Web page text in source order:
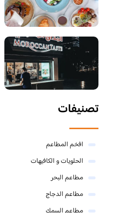
تصنيفات
افخم المطاعم
الحلويات و الكافيهات ‎
مطاعم البحر
مطاعم الدجاج